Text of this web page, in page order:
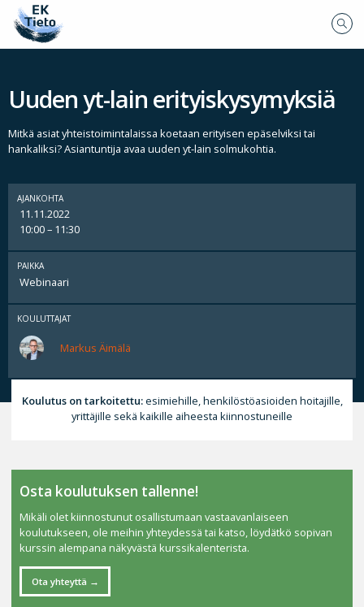
Uuden yt-lain erityiskysymyksiä
Mitkä asiat yhteistoimintalaissa koetaan erityisen epäselviksi tai
hankaliksi? Asiantuntija avaa uuden yt-lain solmukohtia.
AJANKOHTA
11.11.2022
10:00 – 11:30
PAIKKA
Webinaari
KOULUTTAJAT
Markus Äimälä
Koulutus on tarkoitettu:esimiehille, henkilöstöasioiden hoitajille,
yrittäjille sekä kaikille aiheesta kiinnostuneille
Osta koulutuksen tallenne!
Mikäli olet kiinnostunut osallistumaan vastaavanlaiseen
koulutukseen, ole meihin yhteydessä tai katso, löydätkö sopivan
kurssin alempana näkyvästä kurssikalenterista.
Ota yhteyttä